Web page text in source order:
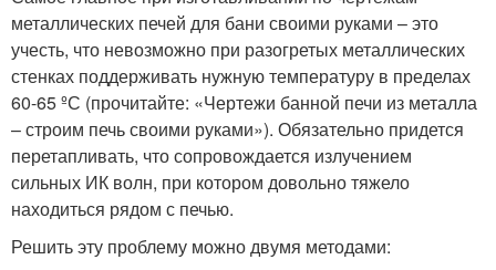
металлических печей для бани своими руками – это
учесть, что невозможно при разогретых металлических
стенках поддерживать нужную температуру в пределах
60-65 ºС (прочитайте: «Чертежи банной печи из металла
– строим печь своими руками»). Обязательно придется
перетапливать, что сопровождается излучением
сильных ИК волн, при котором довольно тяжело
находиться рядом с печью.
Решить эту проблему можно двумя методами: